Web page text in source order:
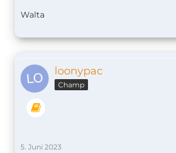
Walta
loonypac
Champ
5. Juni 2023